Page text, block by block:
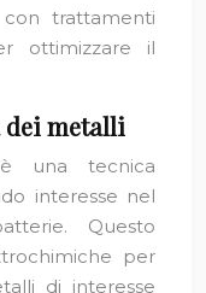
trattamenti
ottimizzare il
dei metalli
è una tecnica
interesse nel
Questo
per
di interesse